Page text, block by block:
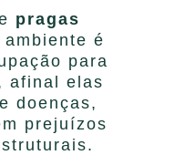
pragas
ambiente é
para
afinal elas
doenças,
prejuízos